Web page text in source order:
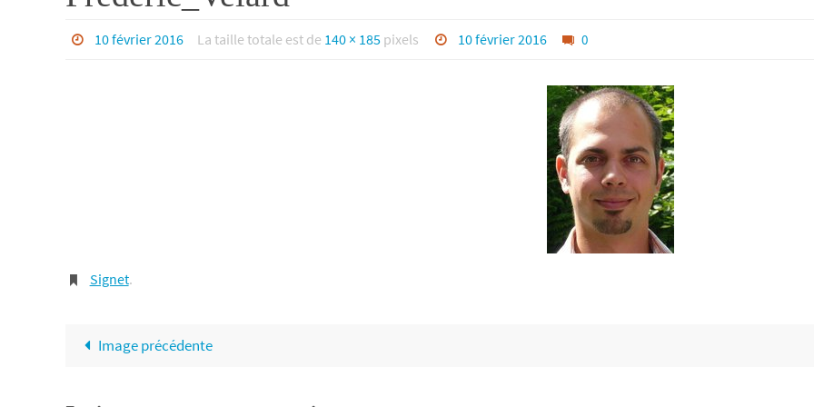
10 février 2016 La taille totale est de 140 × 185pixels 10 février 2016 0
Signet.
Image précédente